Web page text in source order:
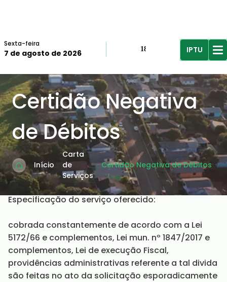
Sexta-feira
7 de agosto de 2026 18º
R$61,96IPTU
Certidão Negativa
de Débitos
Início
Carta
de
Serviços
Certidão Negativa de Débitos
Especificação do serviço oferecido:
cobrada constantemente de acordo com a Lei
5172/66 e complementos, Lei mun. nº 1847/2017 e
complementos, Lei de execução Fiscal,
providências administrativas referente a tal divida
são feitas no ato da solicitação esporadicamente